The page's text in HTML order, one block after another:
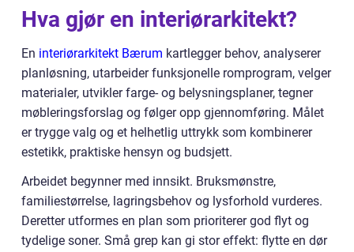
Hva gjør en interiørarkitekt?
En interiørarkitekt Bærum kartlegger behov, analyserer
planløsning, utarbeider funksjonelle romprogram, velger
materialer, utvikler farge- og belysningsplaner, tegner
møbleringsforslag og følger opp gjennomføring. Målet
er trygge valg og et helhetlig uttrykk som kombinerer
estetikk, praktiske hensyn og budsjett.
Arbeidet begynner med innsikt. Bruksmønstre,
familiestørrelse, lagringsbehov og lysforhold vurderes.
Deretter utformes en plan som prioriterer god flyt og
tydelige soner. Små grep kan gi stor effekt: flytte en dør